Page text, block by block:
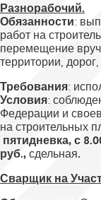
Разнорабочий.
Обязанности:
работ на
перемещение
территории,
Требования:
Условия:
Федерации и
на строительных
пятидневка, с
руб., сдельная.
Сварщик на